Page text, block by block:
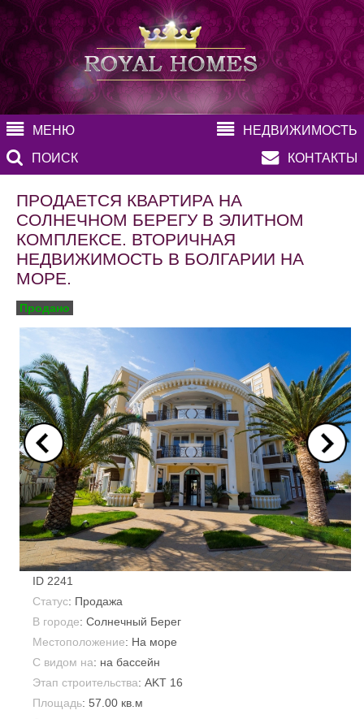
МЕНЮ
НЕДВИЖИМОСТЬ
ПОИСК
КОНТАКТЫ
ПРОДАЕТСЯ КВАРТИРА НА
СОЛНЕЧНОМ БЕРЕГУ В ЭЛИТНОМ
КОМПЛЕКСЕ. ВТОРИЧНАЯ
НЕДВИЖИМОСТЬ В БОЛГАРИИ НА
МОРЕ.
Продано
ID 2241
Статус: Продажа
В городе: Солнечный Берег
Местоположение: На море
С видом на: на бассейн
Этап строительства: AKT 16
Площадь: 57.00 кв.м